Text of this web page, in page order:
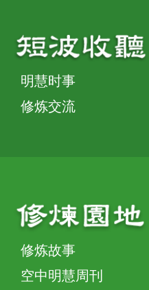
明慧时事
修炼交流
修炼故事
空中明慧周刊